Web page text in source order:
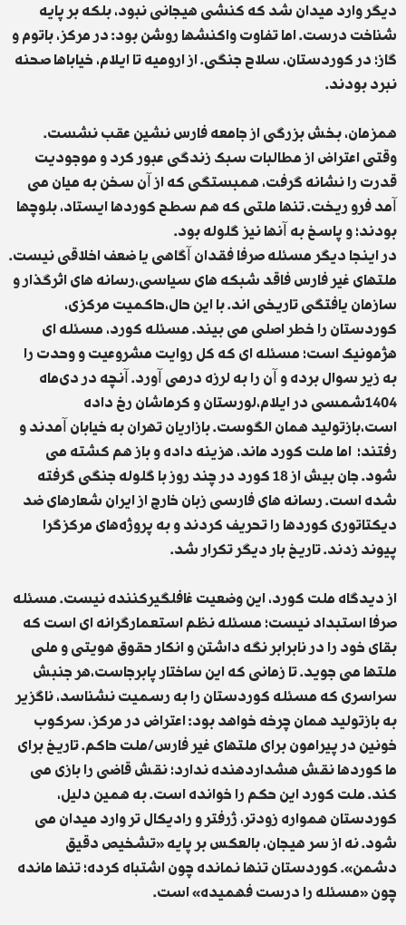
دیگر وارد میدان شد کە کنشی هیجانی نبود، بلکه بر پایە
شناخت درست. اما تفاوت واکنشها روشن بود: در مرکز، باتوم و
گاز؛ در کوردستان، سلاح جنگی. از ارومیه تا ایلام، خیابا‌ها صحنه
نبرد بودند.
همزمان، بخش بزرگی از جامعه فارس نشین عقب نشست.
وقتی اعتراض از مطالبات سبک زندگی عبور کرد و موجودیت
قدرت را نشانه گرفت، همبستگی کە از آن سخن بە میان می
آمد فرو ریخت. تنها ملتی که هم سطح کوردها ایستاد، بلوچها
بودند؛ و پاسخ به آنها نیز گلوله بود.
‏در اینجا دیگر مسئله صرفا فقدان آگاهی یا ضعف اخلاقی نیست.
ملتهای غیر فارس فاقد شبکە های سیاسی،رسانە های اثرگذار و
سازمان یافتگی تاریخی ‌اند. با این حال،حاکمیت مرکزی،
کوردستان را خطر اصلی می بیند. مسئله کورد، مسئلە ‌ای
هژمونیک است؛ مسئلە ‌ای که کل روایت مشروعیت و وحدت را
به زیر سوال بردە و آن را بە لرزە درمی ‌آورد. آنچه در دی‌ماه
1404شمسی در ایلام،لورستان و کرماشان رخ دادە
است،بازتولید همان الگوست. بازاریان تهران بە خیابان آمدند و
رفتند؛ اما ملت کورد ماند، هزینه دادە و باز هم کشتە می
شود. جان بیش از 18 کورد در چند روز با گلوله جنگی گرفته
شدە است. رسانە ‌های فارسی ‌زبان خارج از ایران شعارهای ضد
دیکتاتوری کوردها را تحریف کردند و به پروژه‌های مرکزگرا
پیوند زدند. تاریخ بار دیگر تکرار شد.
از دیدگاە ملت کورد، این وضعیت غافلگیرکننده نیست. مسئله
صرفا استبداد نیست؛ مسئله نظم استعمارگرانە ای است که
بقای خود را در نابرابر نگه داشتن و انکار حقوق هویتی و ملی
ملتها می جوید. تا زمانی که این ساختار پابرجاست،هر جنبش
سراسری که مسئله کوردستان را به رسمیت نشناسد، ناگزیر
به بازتولید همان چرخە خواهد بود: اعتراض در مرکز، سرکوب
خونین در پیرامون برای ملتهای غیر فارس/ملت حاکم. تاریخ برای
ما کوردها نقش هشداردهنده ندارد؛ نقش قاضی را بازی می
کند. ملت کورد این حکم را خوانده است. به همین دلیل،
کوردستان همواره زودتر، ژر‌فتر و رادیکال تر وارد میدان می
شود. نه از سر هیجان، بالعکس بر پایه «تشخیص دقیق
دشمن». کوردستان تنها نمانده چون اشتباه کرده؛ تنها مانده
چون «مسئله را درست فهمیده» است.